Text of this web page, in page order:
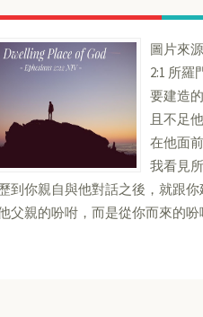
圖片來
2:1 所羅
要建造
且不足
在他面
我看見
到你親自與他對話之後，就跟
父親的吩咐，而是從你而來的吩